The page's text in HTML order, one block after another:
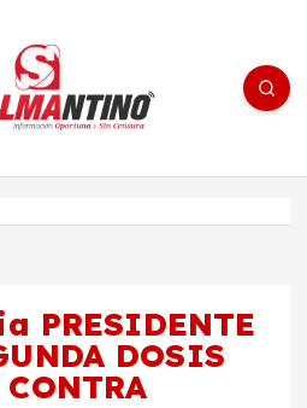
- medios/noticias/editorial
PRESIDENTE
DOSIS